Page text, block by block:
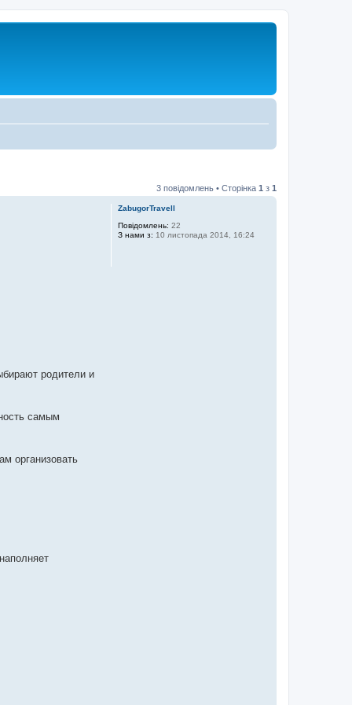
3 повідомлень • Сторінка 1 з 1
ZabugorTravell
Повідомлень: 22
З нами з: 10 листопада 2014, 16:24
родители и
самым
организовать